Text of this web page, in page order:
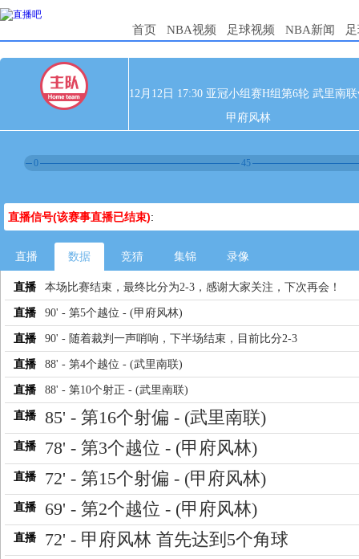
首页 NBA视频 足球视频 NBA新闻
12月12日 17:30 亚冠小组赛H组第6轮 武里南联
甲府风林
0 45
直播信号(该赛事直播已结束):
直播 数据 竞猜 集锦 录像
直播 本场比赛结束，最终比分为2-3，感谢大家关注，下次再会！
直播 90' - 第5个越位 - (甲府风林)
直播 90' - 随着裁判一声哨响，下半场结束，目前比分2-3
直播 88' - 第4个越位 - (武里南联)
直播 88' - 第10个射正 - (武里南联)
直播 85' - 第16个射偏 - (武里南联)
直播 78' - 第3个越位 - (甲府风林)
直播 72' - 第15个射偏 - (甲府风林)
直播 69' - 第2个越位 - (甲府风林)
直播 72' - 甲府风林 首先达到5个角球